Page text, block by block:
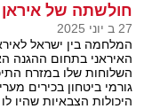
חולשתה של
27 ב יוני 2025
המלחמה בין ישראל
האיראני בתחום ההגנה
השלוחות שלו במזרח
גורמי ביטחון בכירים
היכולות הצבאיות שהיו לו עד ה-